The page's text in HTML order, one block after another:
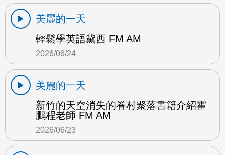
美麗的一天
輕鬆學英語黛西 FM AM
2026/06/24
美麗的一天
新竹的天空消失的眷村聚落書籍介紹霍
鵬程老師 FM AM
2026/06/23